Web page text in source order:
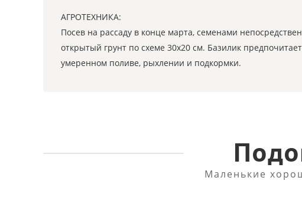
АГРОТЕХНИКА:
Посев на рассаду в конце марта, семенами
открытый грунт по схеме 30x20 см. Базилик
умеренном поливе, рыхлении и подкормки.
Маленькие